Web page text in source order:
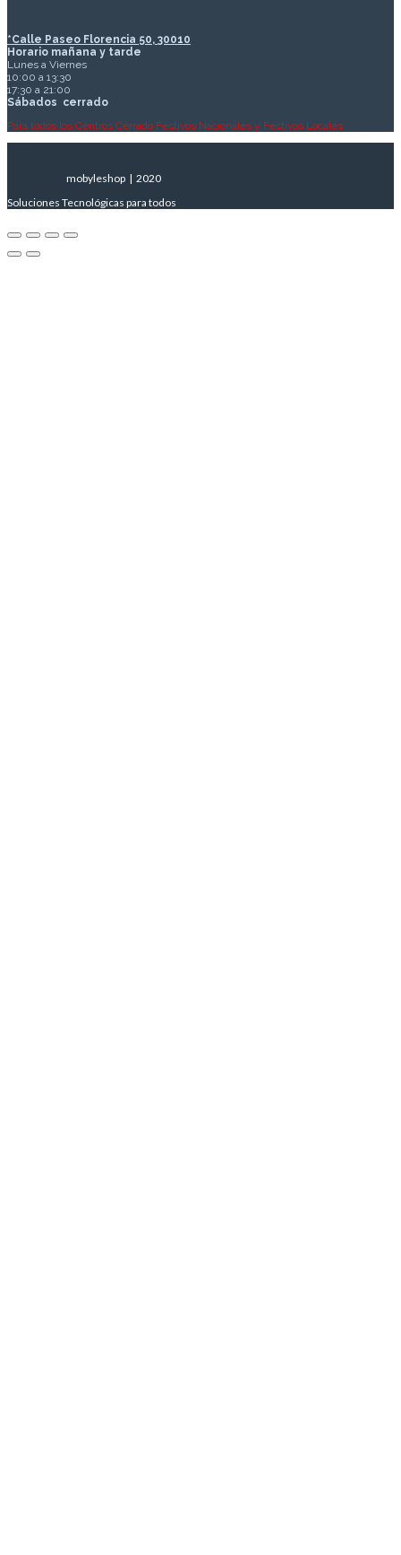
*Calle Paseo Florencia 50, 30010
Horario mañana y tarde
Lunes a Viernes
10:00 a 13:30
17:30 a 21:00
Sábados cerrado
Para todos los Centros Cerrado Festivos Nacionales y Festivos Locales
mobyleshop | 2020
Soluciones Tecnológicas para todos